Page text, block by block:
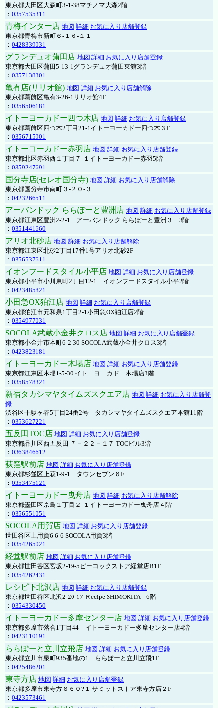
東京都大田区大森町3-1-38マチノマ大森2階
： 0357535311
青梅インター店 地図 詳細 お気に入り店舗登録
東京都青梅市新町６-１６-１１
： 0428339031
グランデュオ蒲田店 地図 詳細 お気に入り店舗登録
東京都大田区蒲田5-13-1グランデュオ蒲田東館3階
： 0357138301
亀有店(リリオ館) 地図 詳細 お気に入り店舗解除
東京都葛飾区亀有3-26-1リリオ館4F
： 0356506181
イトーヨーカドー四つ木店 地図 詳細 お気に入り店舗登録
東京都葛飾区四つ木2丁目21-1イトーヨーカドー四つ木３F
： 0356715901
イトーヨーカドー赤羽店 地図 詳細 お気に入り店舗登録
東京都北区赤羽西１丁目７-１イトーヨーカドー赤羽5階
： 0359247691
国分寺店(セレオ国分寺) 地図 詳細 お気に入り店舗解除
東京都国分寺市南町３-２０-３
： 0423266511
アーバンドック ららぽーと豊洲店 地図 詳細 お気に入り店舗登録
東京都江東区豊洲2-2-1 アーバンドック ららぽーと豊洲３ 3階
： 0351441660
アリオ北砂店 地図 詳細 お気に入り店舗解除
東京都江東区北砂2丁目17番1号アリオ北砂2F
： 0356537611
イオンフードスタイル小平店 地図 詳細 お気に入り店舗登録
東京都小平市小川東町2丁目12-1 イオンフードスタイル小平2階
： 0423485821
小田急OX狛江店 地図 詳細 お気に入り店舗登録
東京都狛江市元和泉1丁目2-1小田急OX狛江店2階
： 0354977031
SOCOLA武蔵小金井クロス店 地図 詳細 お気に入り店舗登録
東京都小金井市本町6-2-30 SOCOLA武蔵小金井クロス3階
： 0423823181
イトーヨーカドー木場店 地図 詳細 お気に入り店舗登録
東京都江東区木場1-5-30 イトーヨーカドー木場店3階
： 0358578321
新宿タカシマヤタイムズスクエア店 地図 詳細 お気に入り店舗登
録
渋谷区千駄ヶ谷5丁目24番2号 タカシマヤタイムズスクエア本館11階
： 0353627221
五反田TOC店 地図 詳細 お気に入り店舗登録
東京都品川区西五反田 ７－２２－１７ TOCビル3階
： 0363846612
荻窪駅前店 地図 詳細 お気に入り店舗登録
東京都杉並区上萩1-9-1 タウンセブン６F
： 0353475121
イトーヨーカドー曳舟店 地図 詳細 お気に入り店舗解除
東京都墨田区京島１丁目２-１イトーヨーカドー曳舟店４階
： 0356551051
SOCOLA用賀店 地図 詳細 お気に入り店舗登録
世田谷区上用賀6-6-6 SOCOLA用賀3階
： 0354265021
経堂駅前店 地図 詳細 お気に入り店舗登録
東京都世田谷区宮坂2-19-5ピーコックストア経堂店B1F
： 0354262431
レシピ下北沢店 地図 詳細 お気に入り店舗登録
東京都世田谷区北沢2-20-17 Ｒecipe SHIMOKITA 6階
： 0354330450
イトーヨーカドー多摩センター店 地図 詳細 お気に入り店舗登録
東京都多摩市落合1丁目44 イトーヨーカドー多摩センター店4階
： 0423110191
ららぽーと立川立飛店 地図 詳細 お気に入り店舗登録
東京都立川市泉町935番地の1 ららぽーと立川立飛1F
： 0425486201
東寺方店 地図 詳細 お気に入り店舗登録
東京都多摩市東寺方６６０?１ サミットストア東寺方店２F
： 0423573461